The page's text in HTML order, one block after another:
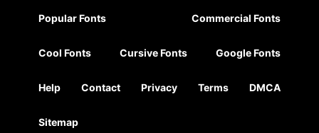
Popular Fonts Commercial Fonts
Cool Fonts Cursive Fonts Google Fonts
Help Contact Privacy Terms DMCA
Sitemap